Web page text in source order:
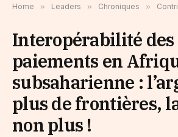
Home » Leaders » Chroniques »
Interopérabilité des
paiements en
subsaharienne :
plus de frontières,
non plus !